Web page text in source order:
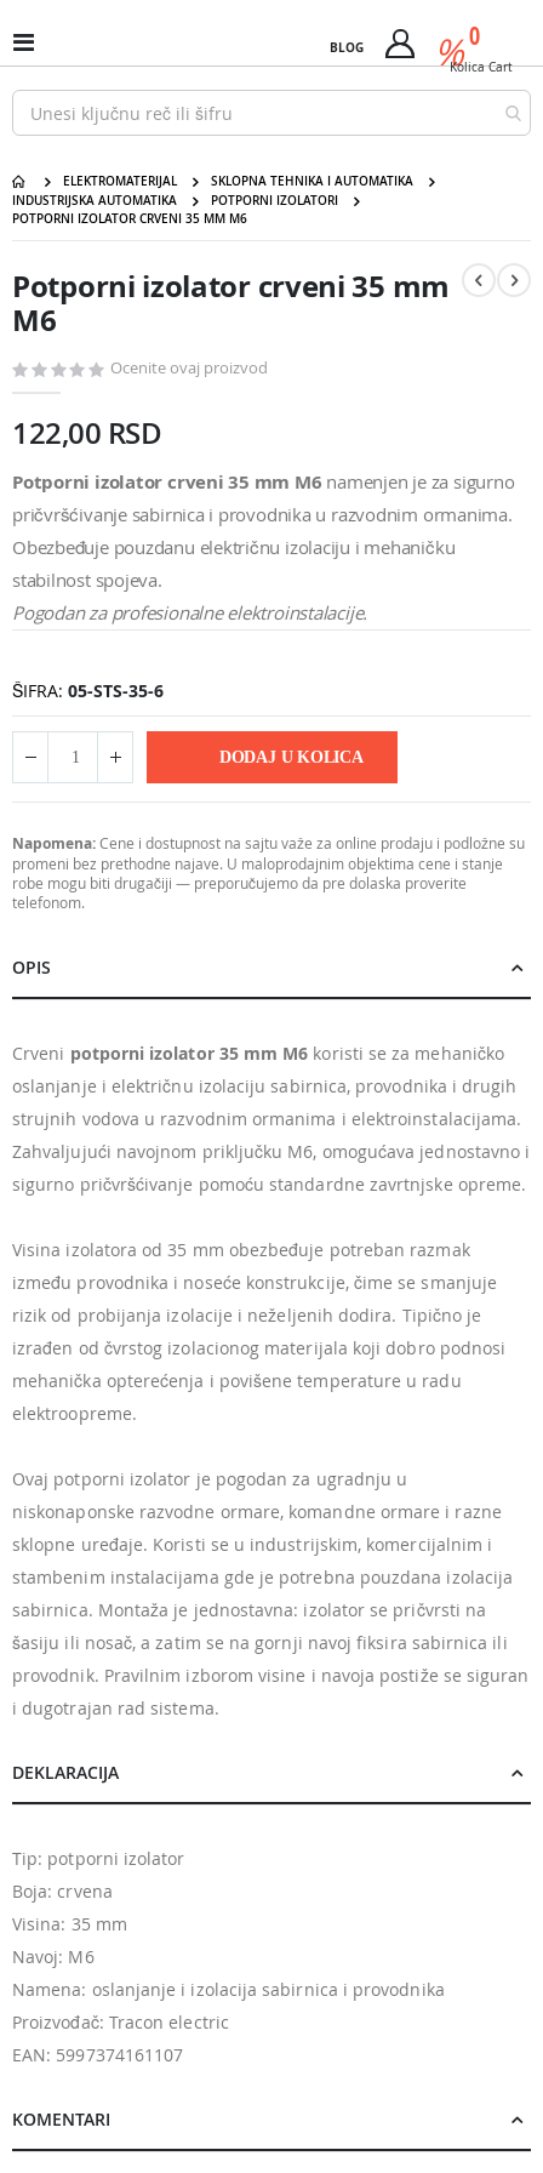
na
sadržaj
Uključi
/
isključi
Nav
BLOG %
Cart 0
Kolica Cart
ELEKTROMATERIJAL
SKLOPNA TEHNIKA I AUTOMATIKA
INDUSTRIJSKA AUTOMATIKA
POTPORNI IZOLATORI
POTPORNI IZOLATOR CRVENI 35 MM M6
kraj
galerije
slika
Potporni izolator crveni 35 mm M6
početak
galerije
slika
Potporni izolator crveni 35 mm
M6
Ocenite ovaj proizvod
122,00 RSD
Potporni izolator crveni 35 mm M6 namenjen je za sigurno
pričvršćivanje sabirnica i provodnika u razvodnim ormanima.
Obezbeđuje pouzdanu električnu izolaciju i mehaničku
stabilnost spojeva.
Pogodan za profesionalne elektroinstalacije.
ŠIFRA 05-STS-35-6
DODAJ U KOLICA
Napomena:Cene i dostupnost na sajtu važe za online prodaju i podložne su
promeni bez prethodne najave. U maloprodajnim objektima cene i stanje
robe mogu biti drugačiji — preporučujemo da pre dolaska proverite
telefonom.
OPIS
Crveni potporni izolator 35 mm M6 koristi se za mehaničko
oslanjanje i električnu izolaciju sabirnica, provodnika i drugih
strujnih vodova u razvodnim ormanima i elektroinstalacijama.
Zahvaljujući navojnom priključku M6, omogućava jednostavno i
sigurno pričvršćivanje pomoću standardne zavrtnjske opreme.
Visina izolatora od 35 mm obezbeđuje potreban razmak
između provodnika i noseće konstrukcije, čime se smanjuje
rizik od probijanja izolacije i neželjenih dodira. Tipično je
izrađen od čvrstog izolacionog materijala koji dobro podnosi
mehanička opterećenja i povišene temperature u radu
elektroopreme.
Ovaj potporni izolator je pogodan za ugradnju u
niskonaponske razvodne ormare, komandne ormare i razne
sklopne uređaje. Koristi se u industrijskim, komercijalnim i
stambenim instalacijama gde je potrebna pouzdana izolacija
sabirnica. Montaža je jednostavna: izolator se pričvrsti na
šasiju ili nosač, a zatim se na gornji navoj fiksira sabirnica ili
provodnik. Pravilnim izborom visine i navoja postiže se siguran
i dugotrajan rad sistema.
DEKLARACIJA
Tip: potporni izolator
Boja: crvena
Visina: 35 mm
Navoj: M6
Namena: oslanjanje i izolacija sabirnica i provodnika
Proizvođač: Tracon electric
EAN: 5997374161107
KOMENTARI